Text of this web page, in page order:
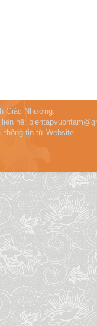
Giác Nhường.
hệ:
thông tin từ Website.